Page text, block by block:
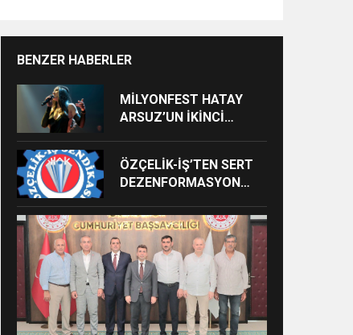
BENZER HABERLER
MİLYONFEST HATAY
ARSUZ’UN İKİNCİ
ALACAK
ÖZÇELİK-İŞ’TEN SERT
DEZENFORMASYON
VE CEZAİ SÜREÇ
BAŞLATILDI”